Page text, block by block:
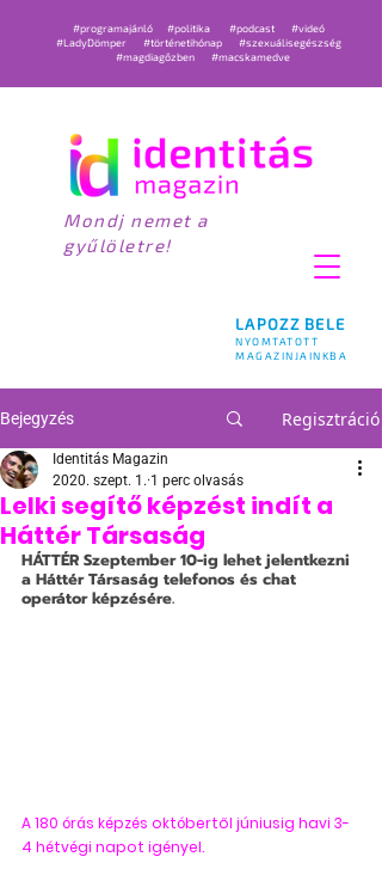
LAPOZZ BELE
NYOMTATOTT
MAGAZINJAINKBA
#programajánló #politika #podcast
#videó
#LadyDömper
#történetihónap
#szexuálisegészség
#magdiagőzben
#macskamedve
Mondj nemet a
gyűlöletre!
Bejegyzés Regisztráció
Lelki segítő képzést indít a
Háttér Társaság
Identitás Magazin
2020. szept. 1. 1 perc olvasás
HÁTTÉR Szeptember 10-ig lehet jelentkezni
a Háttér Társaság telefonos és chat
operátor képzésére.
A 180 órás képzés októbertől júniusig havi 3-
4 hétvégi napot igényel.